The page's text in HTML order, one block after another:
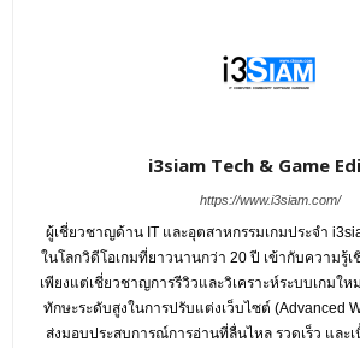
i3siam Tech & Game
https://www.i3siam.com/
ผู้เชี่ยวชาญด้าน IT และอุตสาหกรรมเกมประจำ
ในโลกวิดีโอเกมที่ยาวนานกว่า 20 ปี เข้ากับความรู้เ
เพียงแต่เชี่ยวชาญการรีวิวและวิเคราะห์ระบบเกมให
ทักษะระดับสูงในการปรับแต่งเว็บไซต์ (Advanced
ส่งมอบประสบการณ์การอ่านที่ลื่นไหล รวดเร็ว แล